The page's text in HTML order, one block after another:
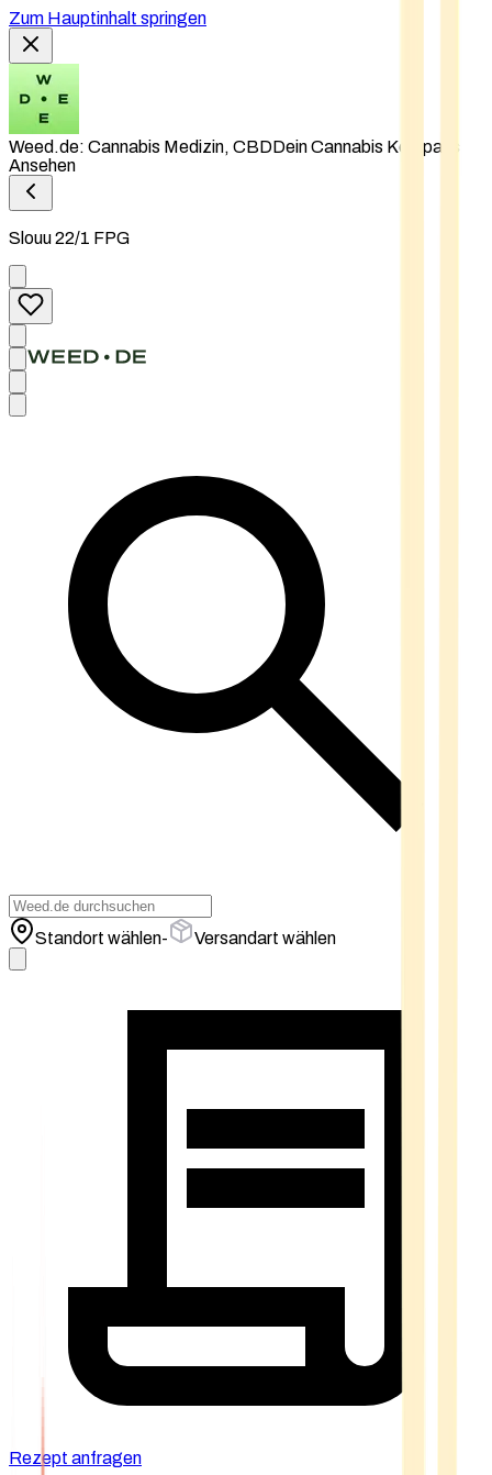
Zum Hauptinhalt springen
Weed.de: Cannabis Medizin, CBDDein Cannabis Kompass
Ansehen
Slouu 22/1 FPG
Standort wählen- Versandart wählen
Rezept anfragen